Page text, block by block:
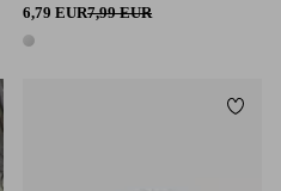
6,79 EUR7,99 EUR
1 väri
suosikkeihin Lisää